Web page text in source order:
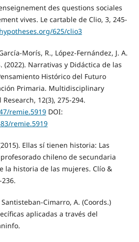
des questions sociales
vives. Le cartable de Clio, 3, 245-
625/clio3
Morís, R., López-Fernández, J. A.
(2022). Narrativas y Didáctica de las
Histórico del Futuro
Primaria. Multidisciplinary
12(3), 275-294.
remie.5919DOI:
remie.5919
Ellas sí tienen historia: Las
chileno de secundaria
la historia de las mujeres. Clío &
Cimarro, A. (Coords.)
aplicadas a través del